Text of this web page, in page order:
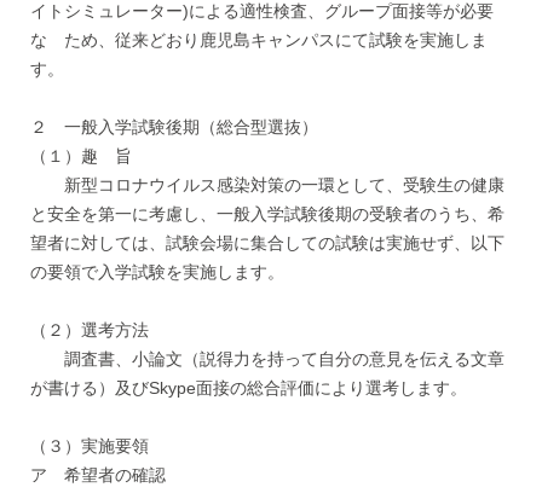
イトシミュレーター)による適性検査、グループ面接等が必要
な ため、従来どおり鹿児島キャンパスにて試験を実施しま
す。
２ 一般入学試験後期（総合型選抜）
（１）趣 旨
新型コロナウイルス感染対策の一環として、受験生の健康
と安全を第一に考慮し、一般入学試験後期の受験者のうち、希
望者に対しては、試験会場に集合しての試験は実施せず、以下
の要領で入学試験を実施します。
（２）選考方法
調査書、小論文（説得力を持って自分の意見を伝える文章
が書ける）及びSkype面接の総合評価により選考します。
（３）実施要領
ア 希望者の確認